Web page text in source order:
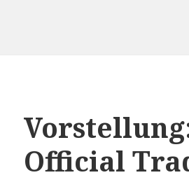
Official